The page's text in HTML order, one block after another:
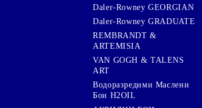
Daler-Rowney GEORGIAN
Daler-Rowney GRADUATE
REMBRANDT &
ARTEMISIA
VAN GOGH & TALENS
ART
Водоразредими Маслени
Бои H2OIL